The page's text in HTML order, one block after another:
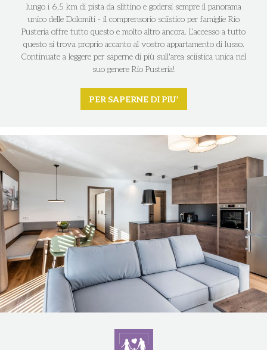
lungo i 6,5 km di pista da slittino e godersi sempre il panorama
unico delle Dolomiti - il comprensorio sciistico per famiglie Rio
Pusteria offre tutto questo e molto altro ancora. L’accesso a tutto
questo si trova proprio accanto al vostro appartamento di lusso.
Continuate a leggere per saperne di più sull'area sciistica unica nel
suo genere Rio Pusteria!
PER SAPERNE DI PIU’